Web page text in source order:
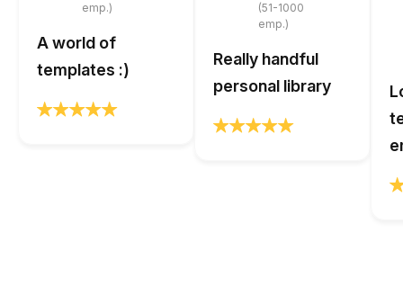
emp.)
A world of
templates :)
(51-1000
emp.)
Really handful
personal library